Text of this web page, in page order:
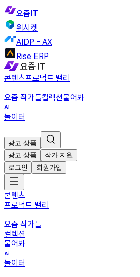
요즘IT
위시켓
AIDP - AX
Rise ERP
콘텐츠프로덕트 밸리
요즘 작가들컬렉션물어봐
놀이터
광고 상품
광고 상품
작가 지원
로그인
회원가입
콘텐츠
프로덕트 밸리
요즘 작가들
컬렉션
물어봐
놀이터